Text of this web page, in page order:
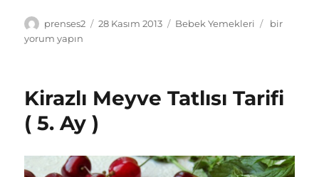
Yazar
prenses2
Yayın
28 Kasım 2013 Kategoriler
Bebek Yemekleri
Peynir
Ay
bir
yorum yapın
Kirazlı Meyve Tatlısı Tarifi
( 5. Ay )